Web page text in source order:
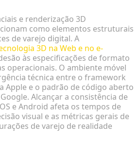
e renderização 3D
como elementos estruturais
de varejo digital. A
3D na Web e no e-
às especificações de formato
operacionais. O ambiente móvel
técnica entre o framework
Apple e o padrão de código aberto
Alcançar a consistência de
e Android afeta os tempos de
visual e as métricas gerais de
de varejo de realidade